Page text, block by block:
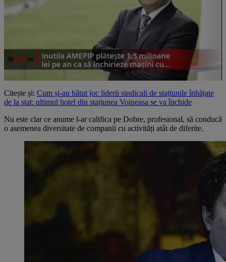
Citește și: Cum și-au bătut joc liderii sindicali de stațiunile înhățate
de la stat: ultimul hotel din stațiunea Voineasa se va închide
Nu este clar ce anume l-ar califica pe Dobre, profesional, să conducă
o asemenea diversitate de companii cu activități atât de diferite.